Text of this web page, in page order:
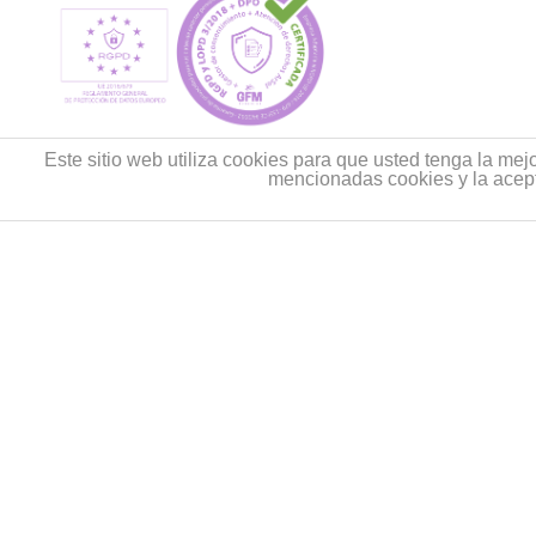
Este sitio web utiliza cookies para que usted tenga la
mencionadas cookies y la